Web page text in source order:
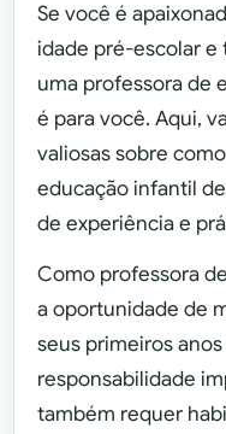
Se você é
idade pré-escolar e
uma professora de
é para você. Aqui,
valiosas sobre
educação infantil
de experiência e
Como professora
a oportunidade de
seus primeiros
responsabilidade
também requer